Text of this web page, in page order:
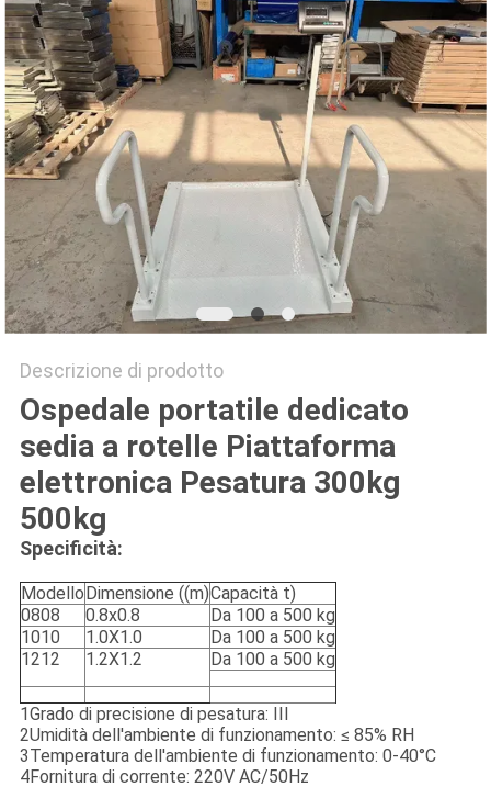
DEL
SITO
PRIVACY
POLICY
Descrizione di prodotto
Ospedale portatile dedicato
sedia a rotelle Piattaforma
elettronica Pesatura 300kg
500kg
Specificità:
Modello Dimensione ((m)Capacità t)
0808
0.8x0.8
Da 100 a 500 kg
1010
1.0X1.0
Da 100 a 500 kg
1212
1.2X1.2 Da 100 a 500 kg
1Grado di precisione di pesatura: III
2Umidità dell'ambiente di funzionamento: ≤ 85% RH
3Temperatura dell'ambiente di funzionamento: 0-40°C
4Fornitura di corrente: 220V AC/50Hz